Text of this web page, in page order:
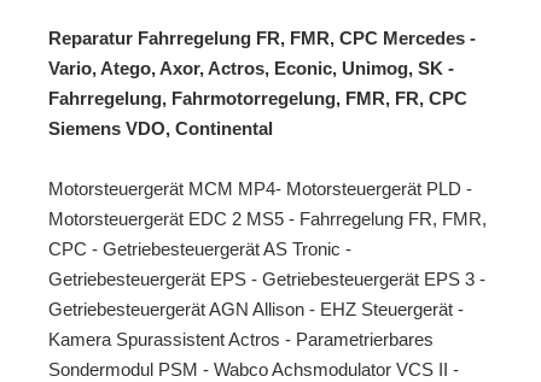
Reparatur Fahrregelung FR, FMR, CPC Mercedes -
Vario, Atego, Axor, Actros, Econic, Unimog, SK -
Fahrregelung, Fahrmotorregelung, FMR, FR, CPC
Siemens VDO, Continental
Motorsteuergerät MCM MP4- Motorsteuergerät PLD -
Motorsteuergerät EDC 2 MS5 - Fahrregelung FR, FMR,
CPC - Getriebesteuergerät AS Tronic -
Getriebesteuergerät EPS - Getriebesteuergerät EPS 3 -
Getriebesteuergerät AGN Allison - EHZ Steuergerät -
Kamera Spurassistent Actros - Parametrierbares
Sondermodul PSM - Wabco Achsmodulator VCS II -